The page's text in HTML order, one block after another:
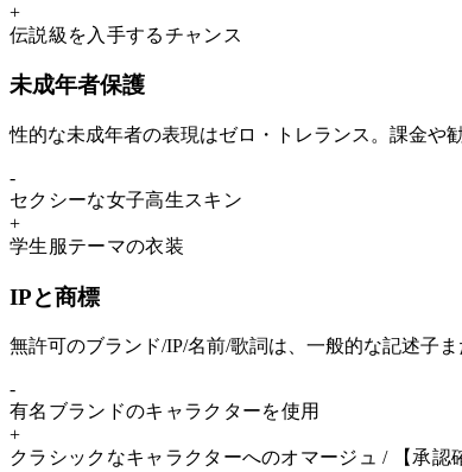
+
伝説級 を入手するチャンス
未成年者保護
性的な未成年者の表現はゼロ・トレランス。課金や
-
セクシーな女子高生スキン
+
学生 服テーマの衣装
IPと商標
無許可のブランド/IP/名前/歌詞は、一般的な記述子
-
有名ブラ ンドのキャラクターを使用
+
クラ シックなキャラクターへのオマージュ / 【承認